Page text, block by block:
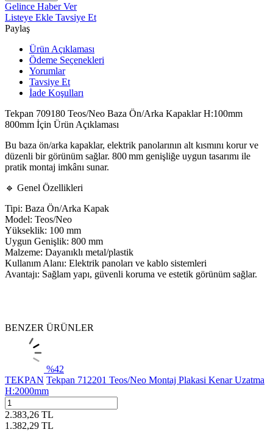
Gelince Haber Ver
Listeye Ekle Tavsiye Et
Paylaş
Ürün Açıklaması
Ödeme Seçenekleri
Yorumlar
Tavsiye Et
İade Koşulları
Tekpan 709180 Teos/Neo Baza Ön/Arka Kapaklar H:100mm
800mm İçin Ürün Açıklaması
Bu baza ön/arka kapaklar, elektrik panolarının alt kısmını korur ve
düzenli bir görünüm sağlar. 800 mm genişliğe uygun tasarımı ile
pratik montaj imkânı sunar.
🔹 Genel Özellikleri
Tipi: Baza Ön/Arka Kapak
Model: Teos/Neo
Yükseklik: 100 mm
Uygun Genişlik: 800 mm
Malzeme: Dayanıklı metal/plastik
Kullanım Alanı: Elektrik panoları ve kablo sistemleri
Avantajı: Sağlam yapı, güvenli koruma ve estetik görünüm sağlar.
BENZER ÜRÜNLER
%42
TEKPAN Tekpan 712201 Teos/Neo Montaj Plakasi Kenar Uzatma
H:2000mm
2.383,26 TL
1.382,29 TL